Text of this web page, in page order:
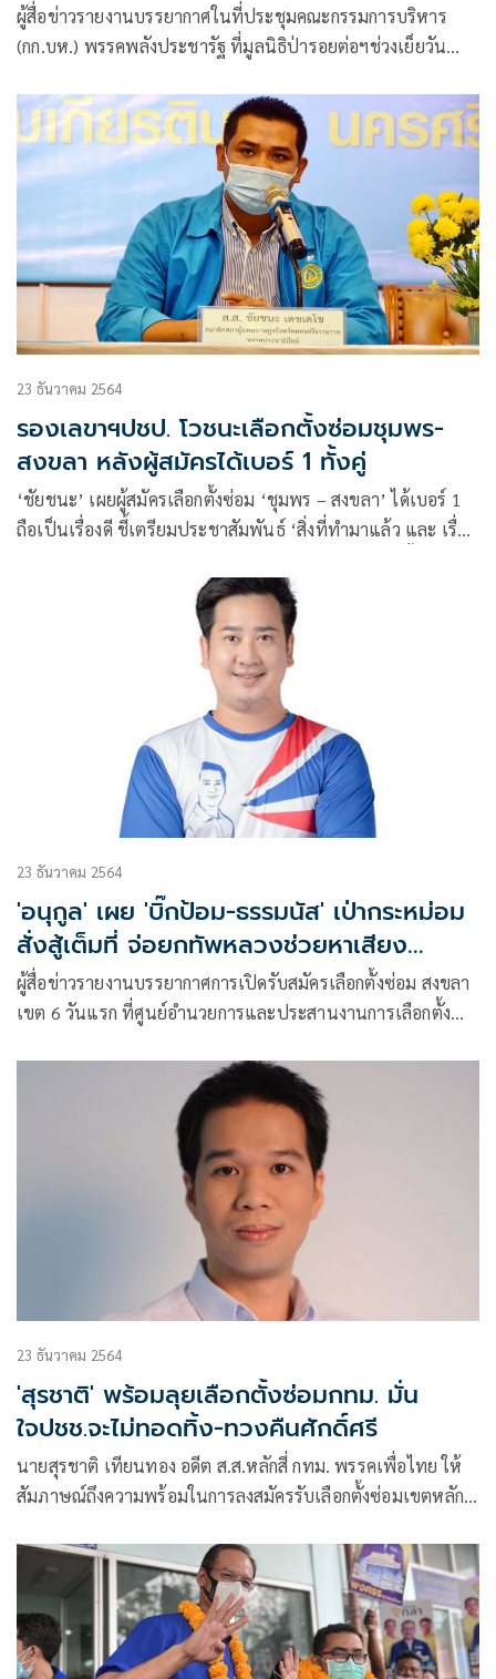
ผู้สื่อข่าวรายงานบรรยากาศในที่ประชุมคณะกรรมการบริหาร​
(กก.บห.)​ พรรคพลังประชารัฐ​ ที่มูลนิธิป่ารอยต่อฯช่วงเย็ยวัน
23 ธันวาคม 2564
รองเลขาฯปชป. โวชนะเลือกตั้งซ่อมชุมพร-
สงขลา หลังผู้สมัครได้เบอร์ 1 ทั้งคู่
‘ชัยชนะ’ เผยผู้สมัครเลือกตั้งซ่อม ‘ชุมพร – สงขลา’ ได้เบอร์ 1
ถือเป็นเรื่องดี ชี้เตรียมประชาสัมพันธ์ ‘สิ่งที่ทำมาแล้ว และ เรื่อง
23 ธันวาคม 2564
'อนุกูล' เผย 'บิ๊กป้อม-ธรรมนัส' เป่ากระหม่อม
สั่งสู้เต็มที่ จ่อยกทัพหลวงช่วยหาเสียง
ลต.ซ่อมสงขลา
ผู้สื่อข่าวรายงานบรรยากาศการเปิดรับสมัครเลือกตั้งซ่อม สงขลา
เขต 6 วันแรก ที่ศูนย์อำนวยการและประสานงานการเลือกตั้ง
23 ธันวาคม 2564
'สุรชาติ' พร้อมลุยเลือกตั้งซ่อมกทม. มั่น
ใจปชช.จะไม่ทอดทิ้ง-ทวงคืนศักดิ์ศรี
นายสุรชาติ เทียนทอง อดีต ส.ส.หลักสี่ กทม. พรรคเพื่อไทย ให้
สัมภาษณ์ถึงความพร้อมในการลงสมัครรับเลือกตั้งซ่อมเขตหลักสี่